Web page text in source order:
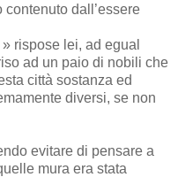
dall’essere
rispose lei, ad egual
ad un paio di nobili che
città sostanza ed
diversi, se non
evitare di pensare a
mura era stata